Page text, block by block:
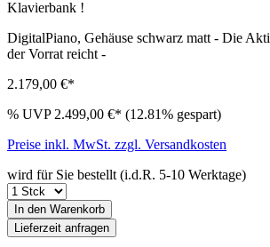
DigitalPiano, Gehäuse schwarz matt - Die
der Vorrat reicht -
2.179,00 €*
% UVP 2.499,00 €* (12.81% gespart)
Preise inkl. MwSt. zzgl. Versandkosten
wird für Sie bestellt (i.d.R. 5-10 Werktage)
In den Warenkorb
Lieferzeit anfragen